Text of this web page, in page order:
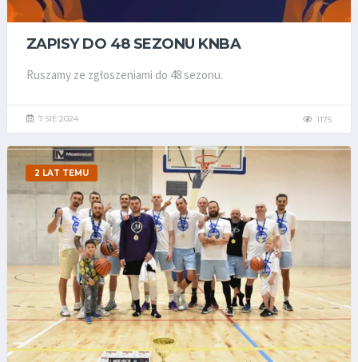
ZAPISY DO 48 SEZONU KNBA
Ruszamy ze zgłoszeniami do 48 sezonu.
7 SIE 2024 1175
2 LAT TEMU